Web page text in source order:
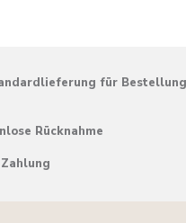
für
Rücknahme